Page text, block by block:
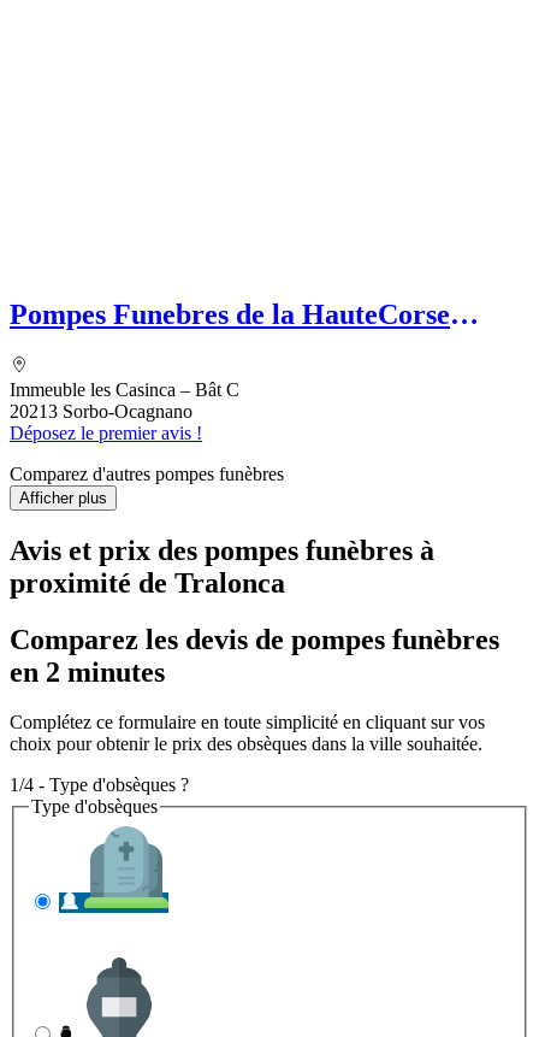
Pompes Funebres de la HauteCorse
MEFETTAR Assia
Immeuble les Casinca – Bât C
20213 Sorbo-Ocagnano
Déposez le premier avis !
Comparez d'autres pompes funèbres
Afficher plus
Avis et prix des pompes funèbres à
proximité de Tralonca
Comparez les devis de pompes funèbres
en 2 minutes
Complétez ce formulaire en toute simplicité en cliquant sur vos
choix pour obtenir le prix des obsèques dans la ville souhaitée.
1/4 - Type d'obsèques ?
Type d'obsèques